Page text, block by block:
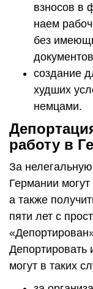
взносов в
наем
без
создание
худших
немцами.
работу в
За
Германии
а также
пяти лет с
Депортировать
могут в таких